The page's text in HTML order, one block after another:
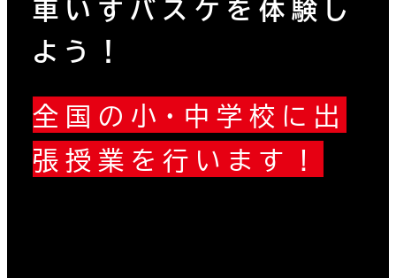
車いすバスケを体験し
よう！
全国の小・中学校に出
張授業を行います！